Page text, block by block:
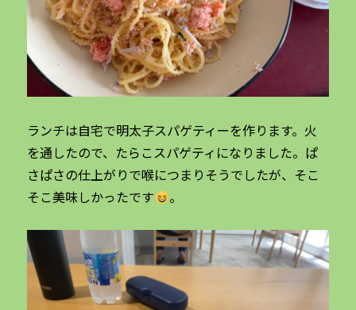
ランチは自宅で明太子スパゲティーを作ります。火
を通したので、たらこスパゲティになりました。ぱ
さぱさの仕上がりで喉につまりそうでしたが、そこ
そこ美味しかったです
。